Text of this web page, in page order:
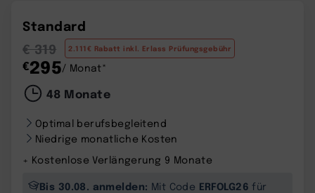
Standard
€ 319
2.111€ Rabatt inkl. Erlass Prüfungsgebühr
€295/ Monat*
48 Monate
Optimal berufsbegleitend
Niedrige monatliche Kosten
+ Kostenlose Verlängerung 9 Monate
Bis 30.08. anmelden: Mit Code ERFOLG26 für